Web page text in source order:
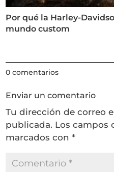
Por qué la Harley-
mundo custom
0 comentarios
Enviar un comentario
Tu dirección de correo
publicada. Los campos
marcados con*